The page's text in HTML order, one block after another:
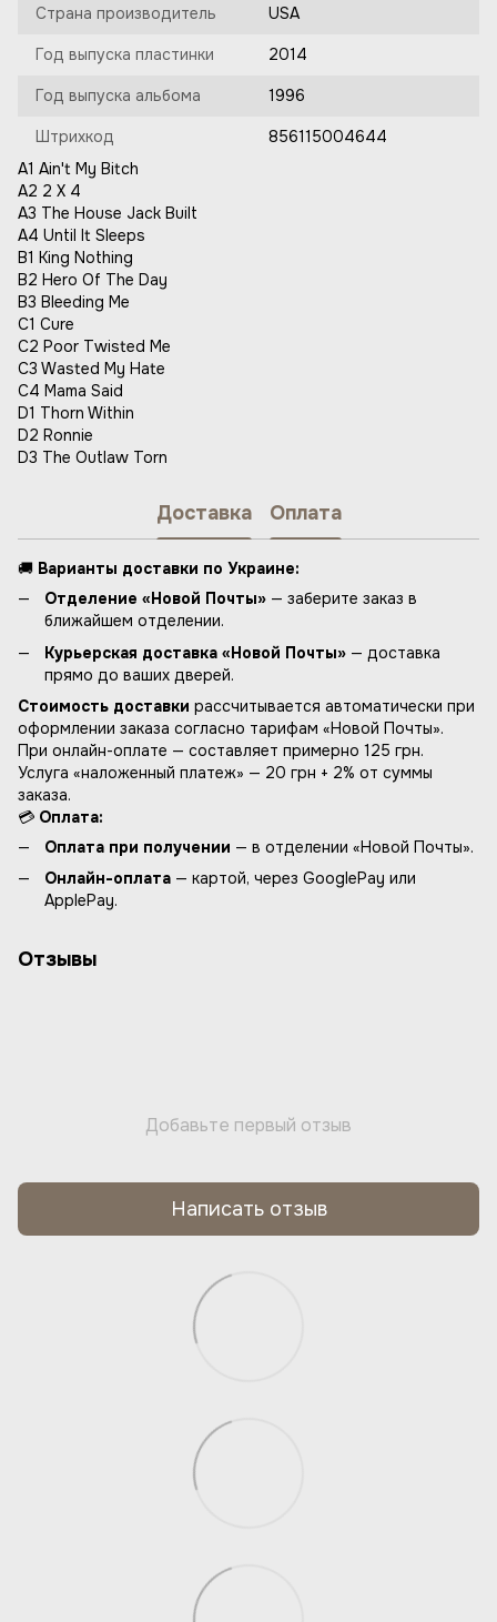
Страна производитель USA
Год выпуска пластинки 2014
Год выпуска альбома 1996
Штрихкод
856115004644
A1 Ain't My Bitch
A2 2 X 4
A3 The House Jack Built
A4 Until It Sleeps
B1 King Nothing
B2 Hero Of The Day
B3 Bleeding Me
C1 Cure
C2 Poor Twisted Me
C3 Wasted My Hate
C4 Mama Said
D1 Thorn Within
D2 Ronnie
D3 The Outlaw Torn
Доставка Оплата
🚚 Варианты доставки по Украине:
Отделение «Новой Почты» — заберите заказ в
ближайшем отделении.
Курьерская доставка «Новой Почты» — доставка
прямо до ваших дверей.
Стоимость доставки рассчитывается автоматически при
оформлении заказа согласно тарифам «Новой Почты».
При онлайн-оплате — составляет примерно 125 грн.
Услуга «наложенный платеж» — 20 грн + 2% от суммы
заказа.
💳 Оплата:
Оплата при получении — в отделении «Новой Почты».
Онлайн-оплата — картой, через GooglePay или
ApplePay.
Отзывы
Добавьте первый отзыв
Написать отзыв